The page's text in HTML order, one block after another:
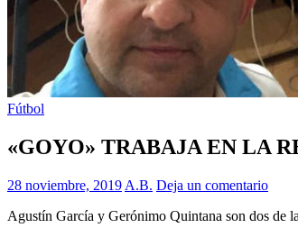
Fútbol
«GOYO» TRABAJA EN LA
28 noviembre, 2019 A.B. Deja un comentario
Agustín García y Gerónimo Quintana son dos de